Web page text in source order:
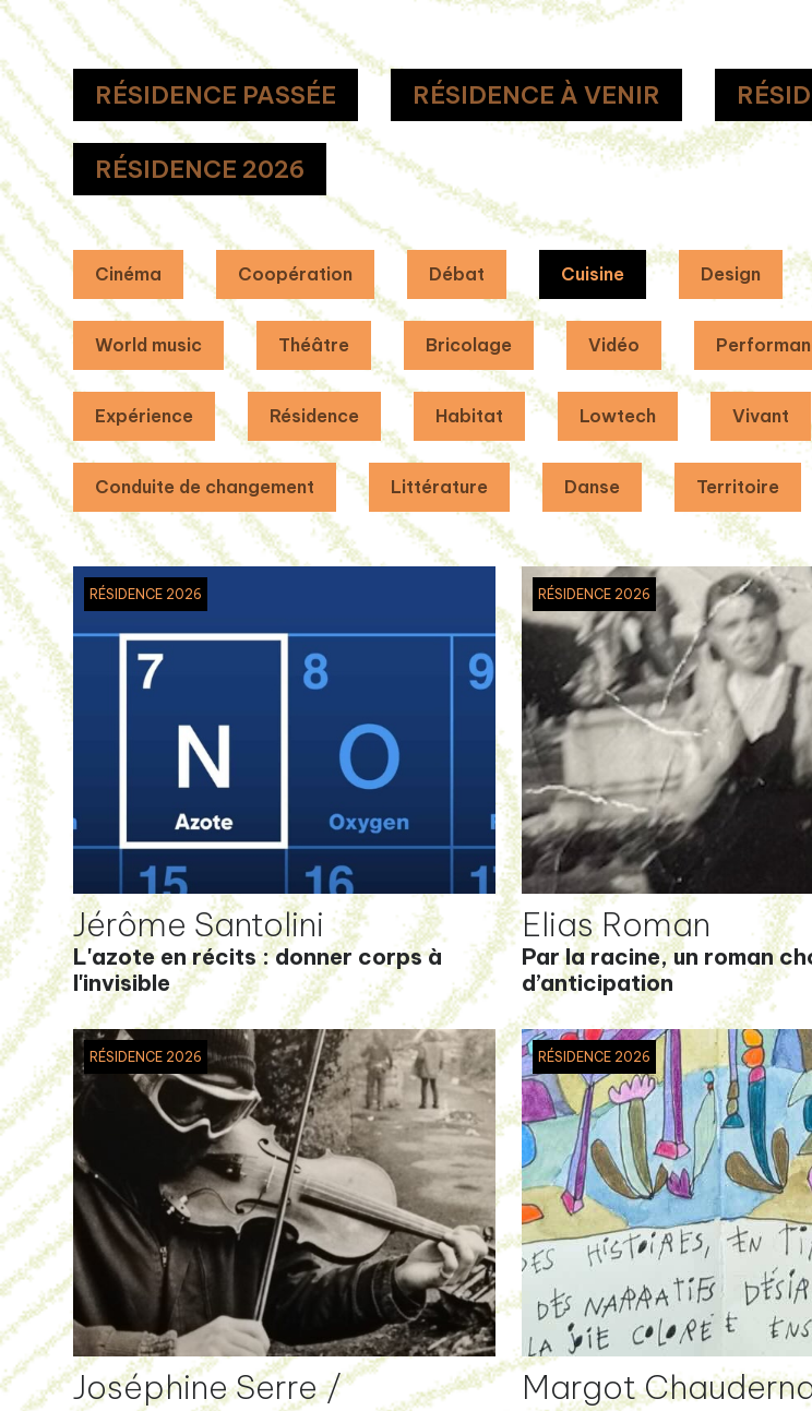
RÉSIDENCE PASSÉE RÉSIDENCE À VENIR
RÉSIDENCE 2026
Cinéma Coopération Débat Cuisine Design
World music Théâtre Bricolage Vidéo
Expérience Résidence Habitat Lowtech Vivant
Conduite de changement Littérature Danse Territoire
RÉSIDENCE 2026
Jérôme Santolini
L'azote en récits : donner corps à
l'invisible
RÉSIDENCE 2026
Elias Roman
Par la racine, un roman
d’anticipation
RÉSIDENCE 2026
Joséphine Serre /
RÉSIDENCE 2026
Margot